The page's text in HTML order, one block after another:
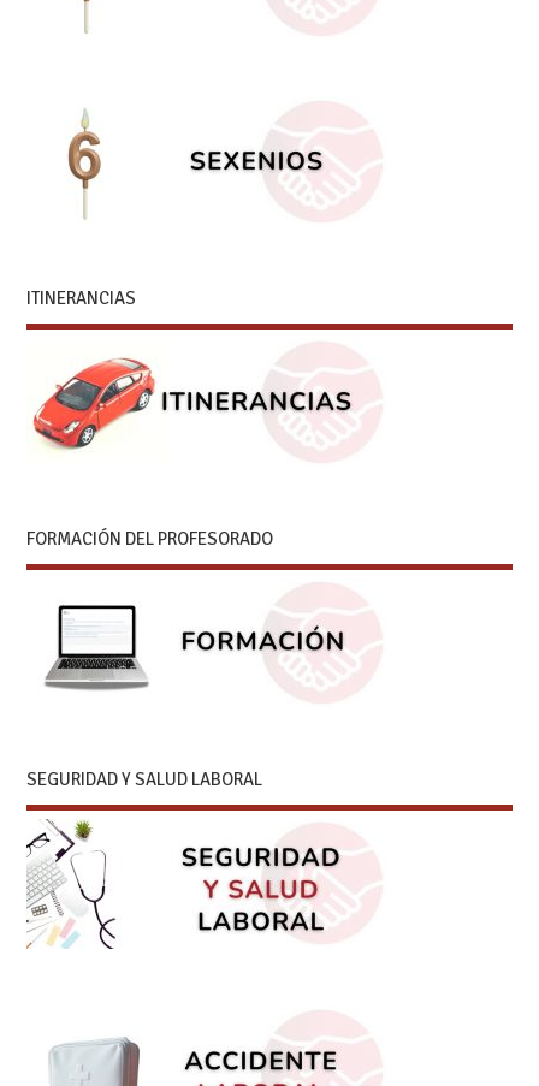
ITINERANCIAS
FORMACIÓN DEL PROFESORADO
SEGURIDAD Y SALUD LABORAL